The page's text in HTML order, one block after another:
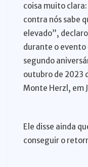
coisa muito
contra nós sabe
elevado”,
durante o
segundo
outubro de 2023
Monte Herzl, em
Ele disse ainda
conseguir o